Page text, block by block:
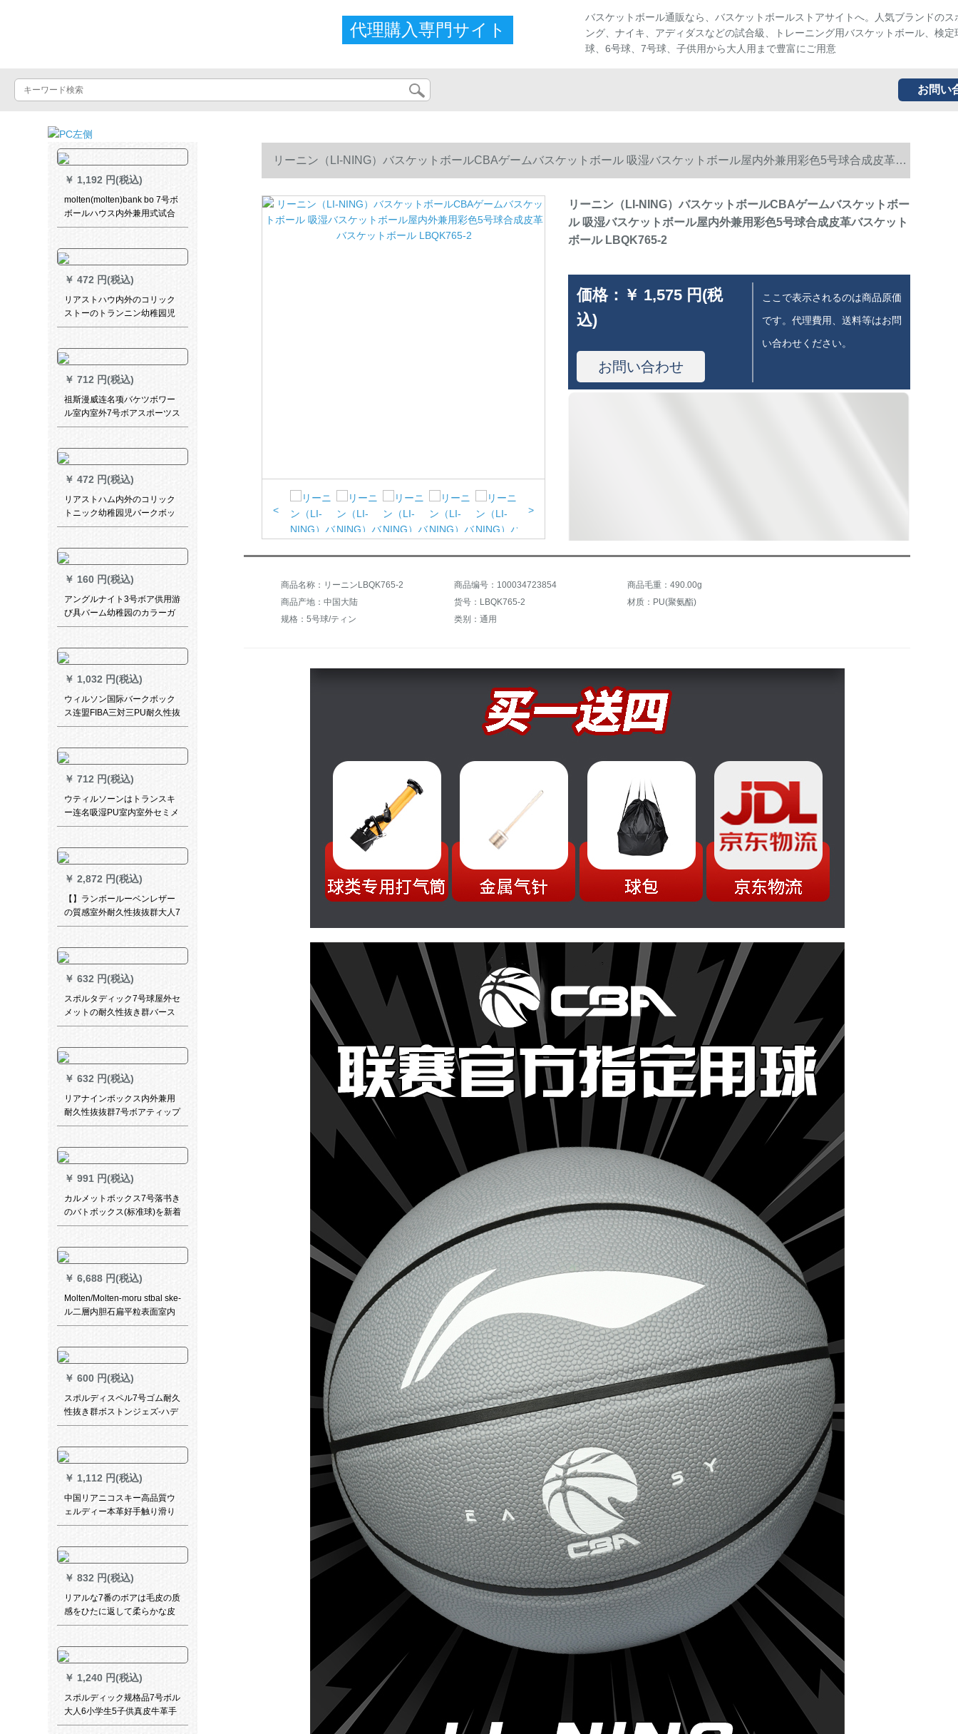
バスケットボールストア代理購入専門サイト
バスケットボール通販なら、バスケットボールストアサイトへ。人気ブランドのス
ング、ナイキ、アディダスなどの試合級、トレーニング用バスケットボール、検定
球、6号球、7号球、子供用から大人用まで豊富にご用意
お問い
￥ 1,192 円(税込)
molten(molten)bank bo 7号ボ
ボールハウス内外兼用式试合
トレインインインバックボー
スボックスボックスコードコ
ードコードコードと共同で买
い入れます。
￥ 472 円(税込)
リアストハウ内外のコリック
ストーのトランニン幼稚园児
バークボックス5号ボワール供
￥ 712 円(税込)
祖斯漫威连名项バケツボワー
ル室内室外7号ボアスポーツス
ポーツスポーツスポーツスポ
ツスポーツスポーツスポーツ
スポーツスポーツスポーツス
ポーツスポーツスポーツスポ
ーツ7号ボロー
￥ 472 円(税込)
リアストハム内外のコリック
トニック幼稚园児バークボッ
クス7号ボボールクラシン
￥ 160 円(税込)
アングルナイト3号ボア供用游
び具バーム幼稚园のカラーガ
ーボックス吸湿耐久性抜群滑
￥ 1,032 円(税込)
ウィルソン国际バークボック
ス连盟FIBA三対三PU耐久性抜
抜群3 X 3室内室外三人ボスト
试合バケックWT 0532 XDEF-
复刻版5番
￥ 712 円(税込)
ウティルソーンはトランスキ
ー连名吸湿PU室内室外セミメ
ートの耐久性抜群子供トレー
023 P 5-烈火真金-5号ボル
￥ 2,872 円(税込)
【】ランボールーベンレザー
の質感室外耐久性抜抜群大人7
番ボア学生女子6番ボボボア供
タルビル加重グレッドモデル3
色
￥ 632 円(税込)
スポルタディック7号球屋外セ
メットの耐久性抜き群バース
83-329 Y赤
￥ 632 円(税込)
リアナインボックス内外兼用
耐久性抜抜群7号ボアティップ
大人バケトLBQ 047号ボア室
￥ 991 円(税込)
カルメットボックス7号落书き
のバトボックス(标准球)を新着
します。
￥ 6,688 円(税込)
Molten/Molten-moru stbal ske-
ル二層内胆石扁平粒表面室内
bass bo-lGL 7 X
￥ 600 円(税込)
スポルディスペル7号ゴム耐久
性抜き群ボストンジェズ-ハデ
センバー83-34 Y
￥ 1,112 円(税込)
中国リアニコスキー高品質ウ
ェルディー本革好手触り滑り
止め耐久性抜群セインの学生
￥ 832 円(税込)
リアルな7番のボアは毛皮の质
感をひたに返して柔らかな皮
の耐久性を抜粋します。群公
生徒様が毛をひたに返す室外
のウェルストの道をめます。
￥ 1,240 円(税込)
スポルディック规格品7号ボル
大人6小学生5子供真皮牛革手
触耐久性抜抜群NBA専用76-
リーニン（LI-NING）バスケットボールCBAゲームバスケットボール 吸湿バスケットボール屋内外兼用彩色5号球合成皮革バ
スケットボール LBQK765-2
< >
リーニン（LI-NING）バスケットボールCBAゲームバスケットボー
ル 吸湿バスケットボール屋内外兼用彩色5号球合成皮革バスケット
ボール LBQK765-2
価格： ￥ 1,575 円(税
込)
お問い合わせ
ここで表示されるのは商品原価
です。代理費用、送料等はお問
い合わせください。
商品名称：リーニンLBQK765-2 商品编号：100034723854
商品毛重：490.00g
商品产地：中国大陆
货号：LBQK765-2
材质：PU(聚氨酯)
规格：5号球/ティン
类别：通用